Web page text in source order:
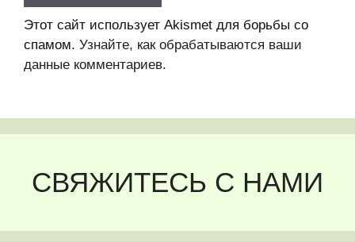
Этот сайт использует Akismet для борьбы со
спамом. Узнайте, как обрабатываются ваши
данные комментариев.
СВЯЖИТЕСЬ С НАМИ